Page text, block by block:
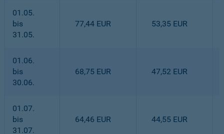
01.05.
bis
31.05.
77,44 EUR 53,35 EUR
01.06.
bis
30.06.
68,75 EUR 47,52 EUR
01.07.
bis
31.07.
64,46 EUR 44,55 EUR